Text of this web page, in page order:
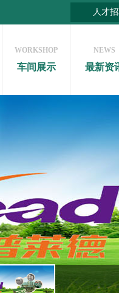
人才
WORKSHOP
车间展示
NEWS
最新资